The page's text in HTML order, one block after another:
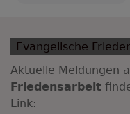
Evangelische
Aktuelle Meldungen
Friedensarbeit
Link: